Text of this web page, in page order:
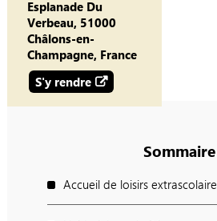
Esplanade Du
Verbeau, 51000
Châlons-en-
Champagne, France
S'y rendre
Sommaire
Accueil de loisirs extrascolaire